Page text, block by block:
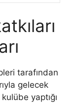
tarafından
gelecek
yaptığı